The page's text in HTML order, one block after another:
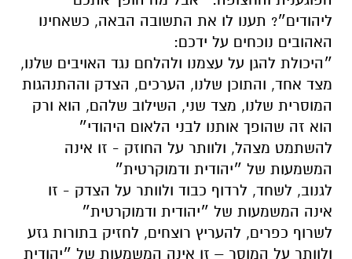
ליהודים״? תענו לו את התשובה הבאה, כשאחינו
האהובים נוכחים על ידכם:
״היכולת להגן על עצמנו ולהלחם נגד האויבים שלנו,
מצד אחד, והתוכן שלנו, הערכים, הצדק וההתנהגות
המוסרית שלנו, מצד שני, השילוב שלהם, הוא ורק
הוא זה שהופך אותנו לבני הלאום היהודי״
להשתמט מצהל, ולוותר על החוזק - זו אינה
המשמעות של ״יהודית ודמוקרטית״
לגנוב, לשחד, לרדוף כבוד ולוותר על הצדק - זו
אינה המשמעות של ״יהודית ודמוקרטית״
לשרוף כפרים, להעריץ רוצחים, לחזיק בתורות גזע
ולוותר על המוסר – זו אינה המשמעות של ״יהודית